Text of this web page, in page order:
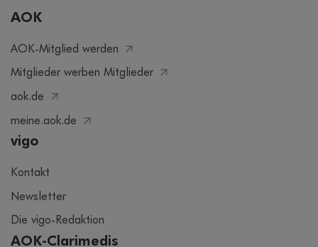
AOK
AOK-Mitglied werden
Mitglieder werben Mitglieder
aok.de
meine.aok.de
vigo
Kontakt
Newsletter
Die vigo-Redaktion
AOK-Clarimedis